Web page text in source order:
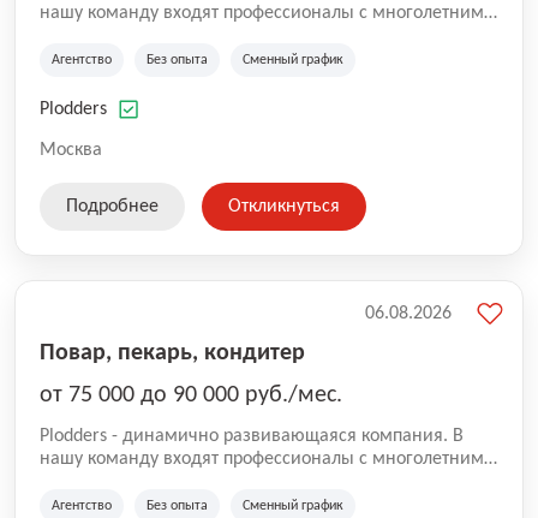
нашу команду входят профессионалы с многолетним
на рынке аутсорсинга, а накопленный опыт позволяют
оказываемых услуг.
Агентство Без опыта Сменный график
Plodders
Москва
Подробнее Откликнуться
Повар, пекарь, кондитер
от 75 000 до 90 000 руб./мес.
Plodders - динамично развивающаяся компания. В
нашу команду входят профессионалы с многолетним
на рынке аутсорсинга, а накопленный опыт позволяют
Агентство Без опыта Сменный график
06.08.2026